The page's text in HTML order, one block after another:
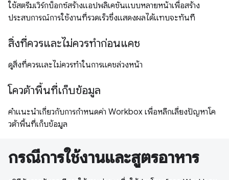
ใช้สตรีมเวิร์กบ็อกซ์สร้างแอปพลิเคชันแบบหลายหน้าเพื่อสร้าง
ประสบการณ์การใช้งานที่รวดเร็วซึ่งแสดงผลได้แทบจะทันที
สิ่งที่ควรและไม่ควรทำก่อนแคช
ดูสิ่งที่ควรและไม่ควรทำในการแคชล่วงหน้า
โควต้าพื้นที่เก็บข้อมูล
คำแนะนำเกี่ยวกับการกำหนดค่า Workbox เพื่อหลีกเลี่ยงปัญหาโค
วต้าพื้นที่เก็บข้อมูล
กรณีการใช้งานและสูตรอาหาร